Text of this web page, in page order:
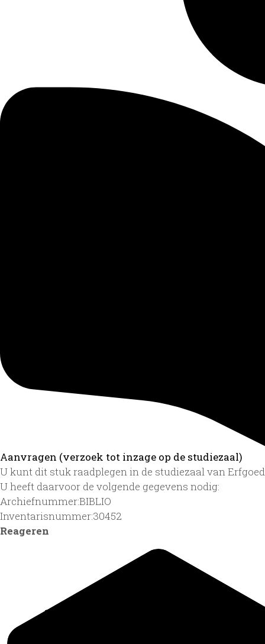
Aanvragen (verzoek tot inzage op de studiezaal)
U kunt dit stuk raadplegen in de studiezaal van
U heeft daarvoor de volgende gegevens nodig:
Archiefnummer:BIBLIO
Inventarisnummer:30452
Reageren